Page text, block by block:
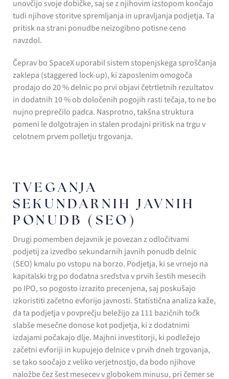
unovčijo svoje dobičke, saj se z njihovim izstopom končajo
tudi njihove storitve spremljanja in upravljanja podjetja. Ta
pritisk na strani ponudbe neizogibno potisne ceno
navzdol.
Čeprav bo SpaceX uporabil sistem stopenjskega sproščanja
zaklepa (staggered lock-up), ki zaposlenim omogoča
prodajo do 20 % delnic po prvi objavi četrtletnih rezultatov
in dodatnih 10 % ob določenih pogojih rasti tečaja, to ne bo
nujno preprečilo padca. Nasprotno, takšna struktura
pomeni le dolgotrajen in stalen prodajni pritisk na trgu v
celotnem prvem polletju trgovanja.
TVEGANJA
SEKUNDARNIH JAVNIH
PONUDB (SEO)
Drugi pomemben dejavnik je povezan z odločitvami
podjetij za izvedbo sekundarnih javnih ponudb delnic
(SEO) kmalu po vstopu na borzo. Podjetja, ki se vrnejo na
kapitalski trg po dodatna sredstva v prvih šestih mesecih
po IPO, so pogosto izrazito precenjena, saj poskušajo
izkoristiti začetno evforijo javnosti. Statistična analiza kaže,
da ta podjetja v povprečju beležijo za 111 bazičnih točk
slabše mesečne donose kot podjetja, ki z dodatnimi
izdajami počakajo dlje. Majhni investitorji, ki podležejo
začetni evforiji in kupujejo delnice v prvih dneh trgovanja,
se tako soočajo z veliko verjetnostjo, da bodo njihove
naložbe čez šest mesecev v globokem minusu, pri čemer se